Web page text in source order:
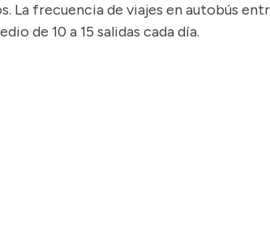
La frecuencia de viajes en autobús
de 10 a 15 salidas cada día.